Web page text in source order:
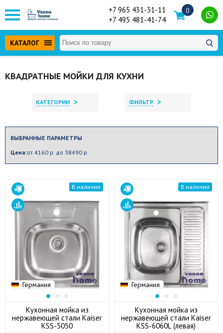
+7 965 431-31-11
+7 495 481-41-74
0
КАТАЛОГ
КВАДРАТНЫЕ МОЙКИ ДЛЯ КУХНИ
КАТЕГОРИИ > ФИЛЬТР >
ВЫБРАННЫЕ ПАРАМЕТРЫ
Цена:от 4160 р. до 38490 р.
Германия
В наличии
Кухонная мойка из
нержавеющей стали Kaiser
KSS-5050
Германия
В наличии
Кухонная мойка из
нержавеющей стали Kaiser
KSS-6060L (левая)